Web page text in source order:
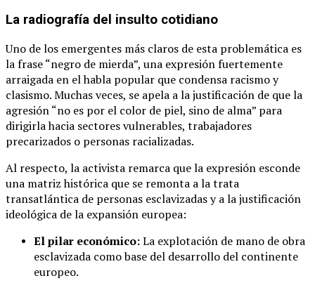
La radiografía del insulto cotidiano
Uno de los emergentes más claros de esta problemática es
la frase “negro de mierda”, una expresión fuertemente
arraigada en el habla popular que condensa racismo y
clasismo. Muchas veces, se apela a la justificación de que la
agresión “no es por el color de piel, sino de alma” para
dirigirla hacia sectores vulnerables, trabajadores
precarizados o personas racializadas.
Al respecto, la activista remarca que la expresión esconde
una matriz histórica que se remonta a la trata
transatlántica de personas esclavizadas y a la justificación
ideológica de la expansión europea:
El pilar económico:La explotación de mano de obra
esclavizada como base del desarrollo del continente
europeo.